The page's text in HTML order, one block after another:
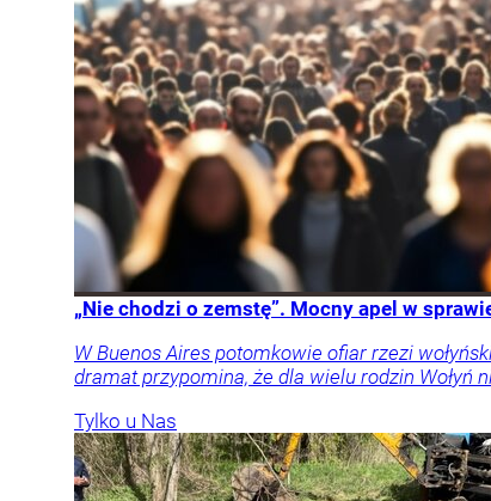
„Nie chodzi o zemstę”. Mocny apel w
W Buenos Aires potomkowie ofiar rzezi
dramat przypomina, że dla wielu rodzin Wołyń
Tylko u Nas